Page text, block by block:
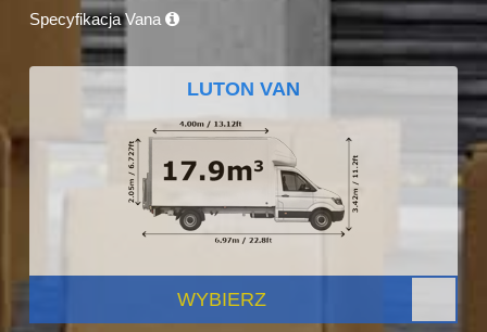
Specyfikacja Vana
LUTON VAN
WYBIERZ